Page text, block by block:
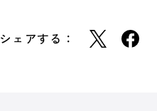
シェアする：